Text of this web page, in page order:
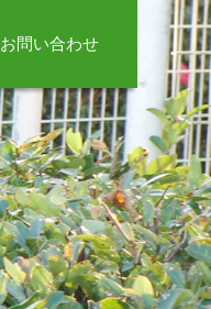
お問い合わせ